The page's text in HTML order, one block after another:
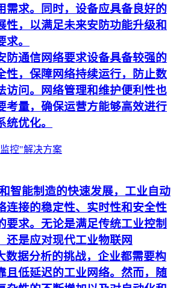
需求。同时，设备应具备良好的
性，以满足未来安防功能升级和
。
防通信网络要求设备具备较强的
性，保障网络持续运行，防止数
访问。网络管理和维护便利性也
考量，确保运营方能够高效进行
优化。
控"解决方案
智能制造的快速发展，工业自动
连接的稳定性、实时性和安全性
要求。无论是满足传统工业控制
还是应对现代工业物联网
数据分析的挑战，企业都需要构
且低延迟的工业网络。然而，随